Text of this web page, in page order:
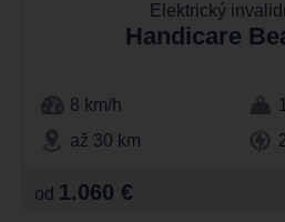
Elektrický
Handicare
8 km/h
až 30 km
od 1.060 €